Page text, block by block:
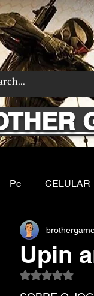
Pc CELULAR
Sobre
Upin
Avaliado